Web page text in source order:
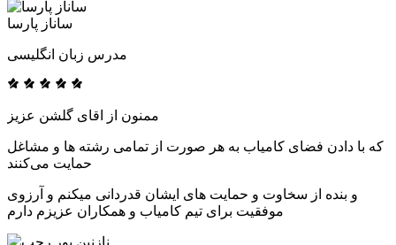
ساناز پارسا
مدرس زبان انگلیسی
که با دادن فضای کامیاب به هر صورت از تمامی رشته ها و مشاغل
حمایت می‌کنند
و بنده از سخاوت و حمایت های ایشان قدردانی میکنم و آرزوی
موفقیت برای تیم کامیاب و همکاران عزیزم دارم